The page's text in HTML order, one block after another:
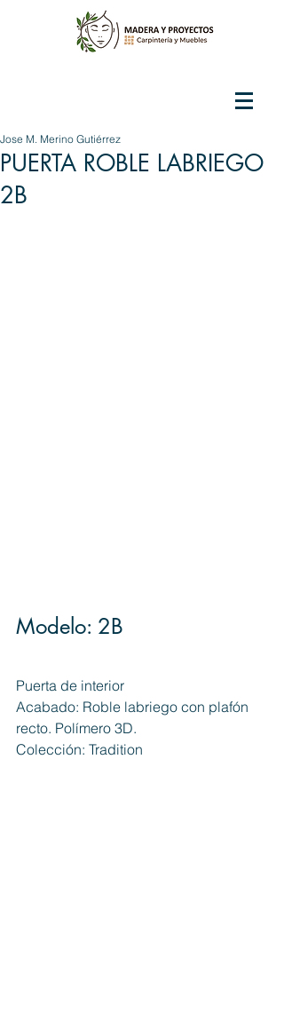
PUERTA ROBLE LABRIEGO
2B
Jose M. Merino Gutiérrez
Modelo: 2B
Puerta de interior
Acabado: Roble labriego con plafón
recto. Polímero 3D.
Colección: Tradition